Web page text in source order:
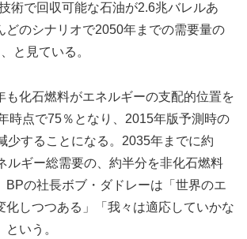
術で回収可能な石油が2.6兆バレルあ
どのシナリオで2050年までの需要量の
と見ている。
も化石燃料がエネルギーの支配的位置を
時点で75％となり、2015年版予測時の
少することになる。2035年までに約
ルギー総需要の、約半分を非化石燃料
BPの社長ボブ・ダドレーは「世界のエ
化しつつある」「我々は適応していかな
いう。